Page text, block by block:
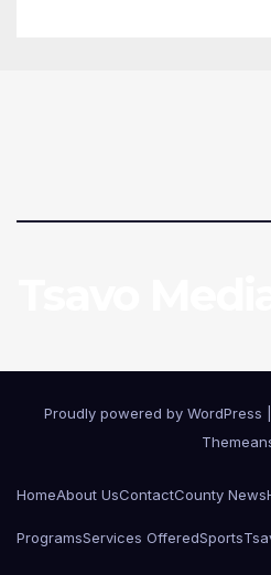
Proudly powered by WordPress
HomeAbout UsContactCounty News
ProgramsServices OfferedSports